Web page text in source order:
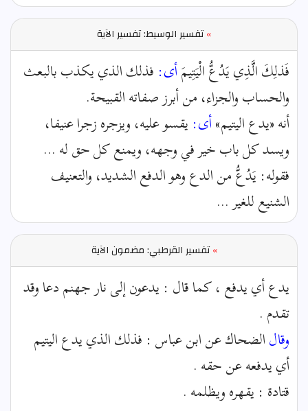
»تفسير الوسيط: تفسير الآية
فَذلِكَ الَّذِي يَدُعُّ الْيَتِيمَأى: فذلك الذي يكذب بالبعث
والحساب والجزاء، من أبرز صفاته القبيحة.
أنه «يدع اليتيم»أى: يقسو عليه، ويزجره زجرا عنيفا،
ويسد كل باب خير في وجهه، ويمنع كل حق له ...
فقوله: يَدُعُّ من الدع وهو الدفع الشديد، والتعنيف
الشنيع للغير ...
» تفسير القرطبي: مضمون الآية
يدع أي يدفع ، كما قال : يدعون إلى نار جهنم دعا وقد
تقدم .
وقالالضحاك عن ابن عباس : فذلك الذي يدع اليتيم
أي يدفعه عن حقه .
قتادة : يقهره ويظلمه .